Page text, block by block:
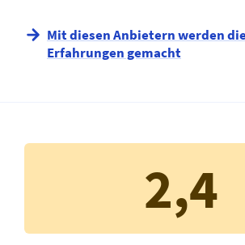
Mit diesen Anbietern werden
Erfahrungen gemacht
2,4